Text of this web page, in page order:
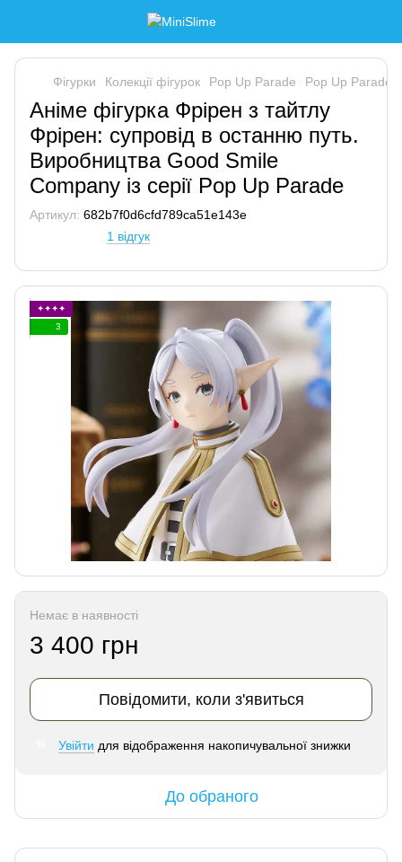
Фігурки Колекції фігурок Pop Up Parade Pop Up Parade
Аніме фігурка Фрірен з тайтлу
Фрірен: супровід в останню путь.
Виробництва Good Smile
Company із серії Pop Up Parade
Артикул: 682b7f0d6cfd789ca51e143e
1 відгук
✦✦✦✦
3
Немає в наявності
3 400 грн
Повідомити, коли з'явиться
Увійти для відображення накопичувальної знижки
До обраного